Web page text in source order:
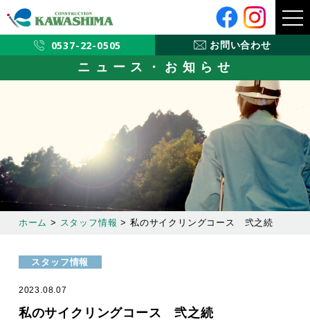
ニ
0537-22-0505 お問い合わせ
ニュース・お知らせ
ホーム > スタッフ情報 > 私のサイクリングコース 弐之続
スタッフ情報
2023.08.07
私のサイクリングコース 弐之続